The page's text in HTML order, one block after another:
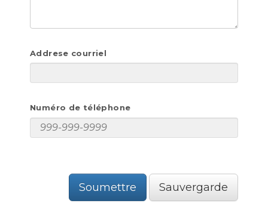
Addrese courriel
Numéro de téléphone
Soumettre Sauvergarde